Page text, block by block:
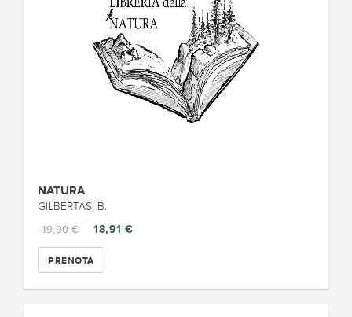
NATURA
GILBERTAS, B.
19,90 €
18,91 €
PRENOTA